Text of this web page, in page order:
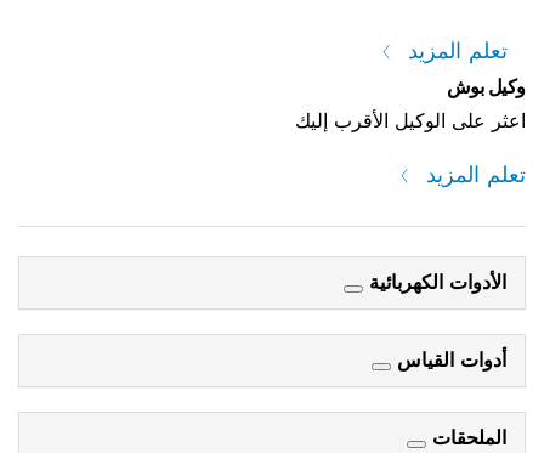
تعلم المزيد
وكيل بوش
اعثر على الوكيل الأقرب إليك
تعلم المزيد
الأدوات الكهربائية
أدوات القياس
الملحقات